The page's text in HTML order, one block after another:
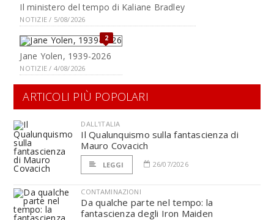
Il ministero del tempo di Kaliane Bradley
NOTIZIE / 5/08/2026
2
Jane Yolen, 1939-2026
NOTIZIE / 4/08/2026
ARTICOLI PIÙ POPOLARI
DALL'ITALIA
Il Qualunquismo sulla fantascienza di
Mauro Covacich
LEGGI 26/07/2026
CONTAMINAZIONI
Da qualche parte nel tempo: la
fantascienza degli Iron Maiden